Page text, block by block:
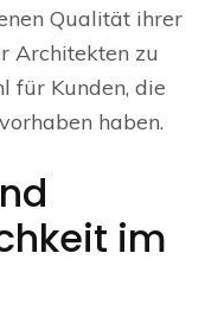
Qualität ihrer
Architekten zu
für Kunden, die
haben.
im